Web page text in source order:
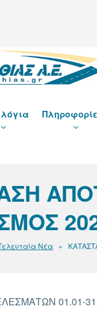
Νέα »
01.01-